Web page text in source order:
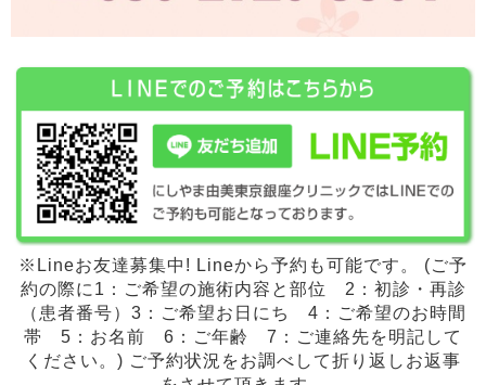
※Lineお友達募集中! Lineから予約も可能です。 (ご予
約の際に1：ご希望の施術内容と部位 2：初診・再診
（患者番号）3：ご希望お日にち 4：ご希望のお時間
帯 5：お名前 6：ご年齢 7：ご連絡先を明記して
ください。) ご予約状況をお調べして折り返しお返事